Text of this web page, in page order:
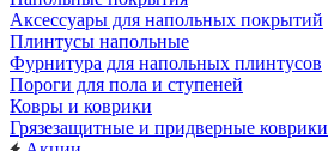
Аксессуары для напольных покрытий
Плинтусы напольные
Фурнитура для напольных плинтусов
Пороги для пола и ступеней
Ковры и коврики
Грязезащитные и придверные коврики